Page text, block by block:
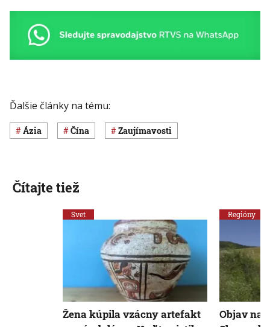
Ďalšie články na tému:
Ázia Čína Zaujímavosti
Čítajte tiež
Svet
Žena kúpila vzácny artefakt
Regióny
Objav